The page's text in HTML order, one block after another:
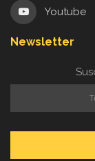
Youtube
Newsletter